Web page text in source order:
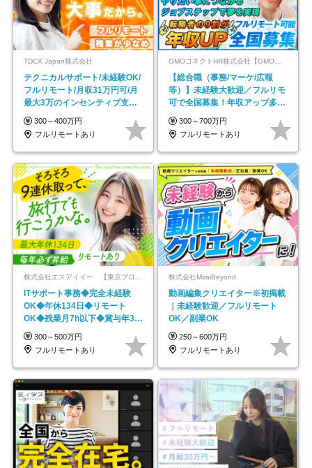
TDCX Japan株式会社
テクニカルサポート/未経験OK/
フルリモート/月収31万円可/月
最大3万のインセンティブ支給/
平均年齢33歳
300～400万円
フルリモートあり
GMOコネクトHR株式会社【GMOインターネットグループ】
【総合職（事務/マーケ/広報
等）】未経験大歓迎／フルリモ
可で全国募集！年収アップ多数
★年休最大130日★
300～700万円
フルリモートあり
ITサポート事務◆完全未経験
OK◆年休134日◆リモート
OK◆残業月7h以下◆賞与年3回
◆5年目まで必ず昇給
300～500万円
フルリモートあり
株式会社MiraiBeyond
動画編集クリエイター※初掲載
｜未経験歓迎／フルリモート
OK／副業OK
250～600万円
フルリモートあり